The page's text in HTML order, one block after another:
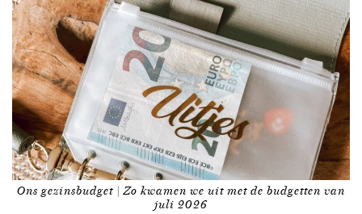
Ons gezinsbudget | Zo kwamen we uit met de budgetten van
juli 2026